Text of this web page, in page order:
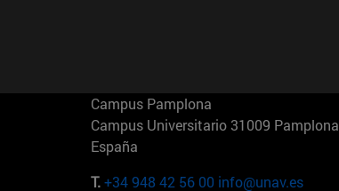
Campus Pamplona
Campus Universitario 31009 Pamplona
España
T.+34 948 42 56 00 info@unav.es